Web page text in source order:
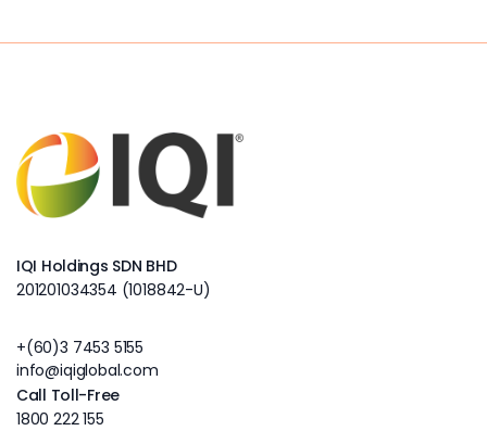
IQI Holdings SDN BHD
201201034354 (1018842-U)
+(60)3 7453 5155
info@iqiglobal.com
Call Toll-Free
1800 222 155